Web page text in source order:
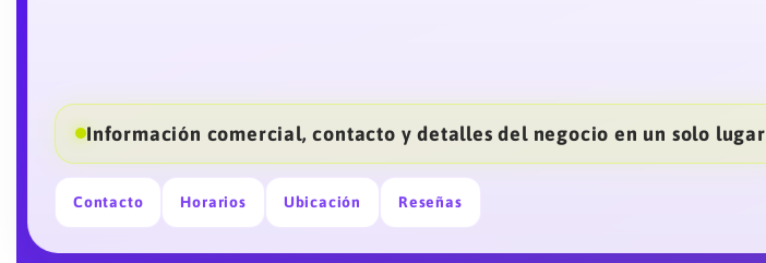
Información comercial, contacto y detalles del negocio en un solo lugar
Contacto Horarios Ubicación Reseñas